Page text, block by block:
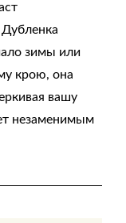
зимы или
крою, она
вашу
незаменимым